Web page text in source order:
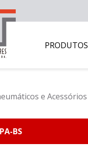
PRODUTOS
e Acessórios
BS